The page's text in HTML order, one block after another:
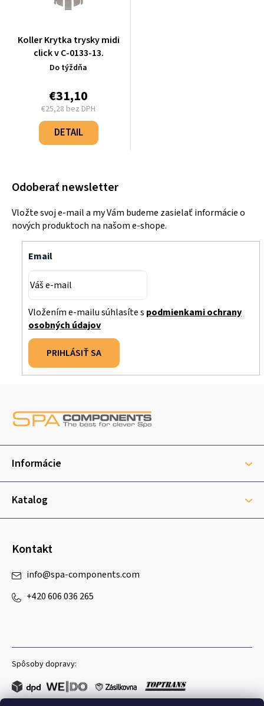
Koller Krytka trysky midi
click v C-0133-13.
Do týždňa
€31,10
€25,28 bez DPH
Jednotková
cena:
DETAIL
Odoberať newsletter
Vložte svoj e-mail a my Vám budeme zasielať informácie o
nových produktoch na našom e-shope.
Email
Vložením e-mailu súhlasíte s podmienkami ochrany
osobných údajov
PRIHLÁSIŤ SA
ä
i
Informácie
Katalog
Kontakt
info@spa-components.com
+420 606 036 265
Spôsoby dopravy: